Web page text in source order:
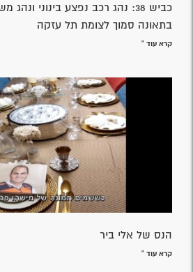
כביש 38: נהג רכב נפצע בינוני
בתאונה סמוך לצומת תל עזקה
קרא עוד »
הנס של אלי ביר
קרא עוד »